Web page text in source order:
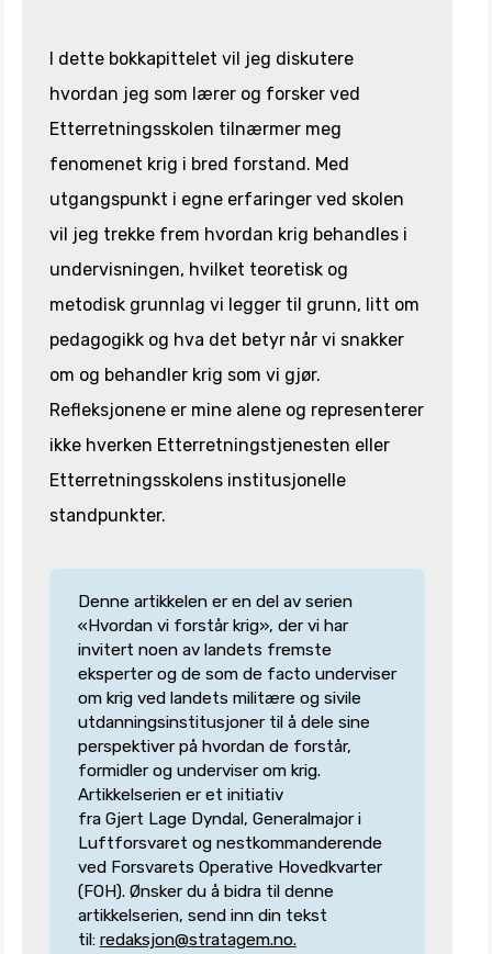
I dette bokkapittelet vil jeg diskutere
hvordan jeg som lærer og forsker ved
Etterretningsskolen tilnærmer meg
fenomenet krig i bred forstand. Med
utgangspunkt i egne erfaringer ved skolen
vil jeg trekke frem hvordan krig behandles i
undervisningen, hvilket teoretisk og
metodisk grunnlag vi legger til grunn, litt om
pedagogikk og hva det betyr når vi snakker
om og behandler krig som vi gjør.
Refleksjonene er mine alene og representerer
ikke hverken Etterretningstjenesten eller
Etterretningsskolens institusjonelle
standpunkter.
Denne artikkelen er en del av serien
«Hvordan vi forstår krig», der vi har
invitert noen av landets fremste
eksperter og de som de facto underviser
om krig ved landets militære og sivile
utdanningsinstitusjoner til å dele sine
perspektiver på hvordan de forstår,
formidler og underviser om krig.
Artikkelserien er et initiativ
fra Gjert Lage Dyndal, Generalmajor i
Luftforsvaret og nestkommanderende
ved Forsvarets Operative Hovedkvarter
(FOH). Ønsker du å bidra til denne
artikkelserien, send inn din tekst
til: redaksjon@stratagem.no.